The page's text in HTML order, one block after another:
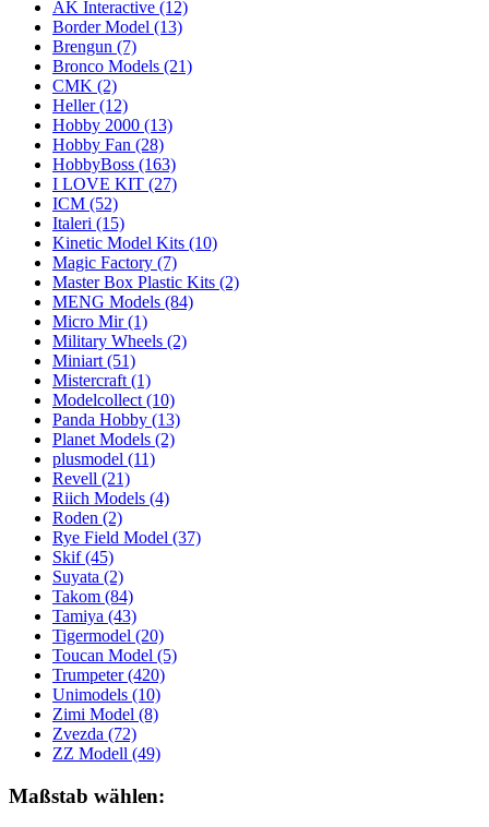
AK Interactive (12)
Border Model (13)
Brengun (7)
Bronco Models (21)
CMK (2)
Heller(12)
Hobby 2000 (13)
Hobby Fan (28)
HobbyBoss (163)
I LOVE KIT (27)
ICM (52)
Italeri (15)
Kinetic Model Kits (10)
Magic Factory (7)
Master Box Plastic Kits (2)
MENG Models (84)
Micro Mir(1)
Military Wheels (2)
Miniart (51)
Mistercraft (1)
Modelcollect (10)
Panda Hobby (13)
Planet Models (2)
plusmodel (11)
Revell (21)
Riich Models (4)
Roden (2)
Rye Field Model (37)
Skif(45)
Suyata (2)
Takom (84)
Tamiya (43)
Tigermodel (20)
Toucan Model (5)
Trumpeter(420)
Unimodels (10)
Zimi Model (8)
Zvezda (72)
ZZ Modell (49)
Maßstab wählen: